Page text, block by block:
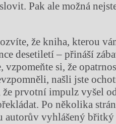
Pak ale možná
že kniha, kterou
desetiletí – přináší
vzpomeňte si, že
našli jste
prvotní impulz vyšel
Po několika
autorův vyhlášený